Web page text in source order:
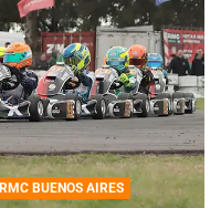
RMC BUENOS AIRES